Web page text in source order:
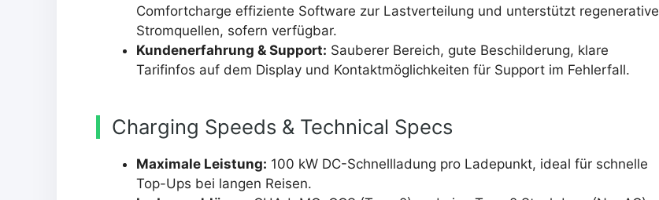
Comfortcharge effiziente Software zur Lastverteilung und unterstützt regenerative
Stromquellen, sofern verfügbar.
Kundenerfahrung & Support: Sauberer Bereich, gute Beschilderung, klare
Tarifinfos auf dem Display und Kontaktmöglichkeiten für Support im Fehlerfall.
Charging Speeds & Technical Specs
Maximale Leistung: 100 kW DC-Schnellladung pro Ladepunkt, ideal für schnelle
Top-Ups bei langen Reisen.